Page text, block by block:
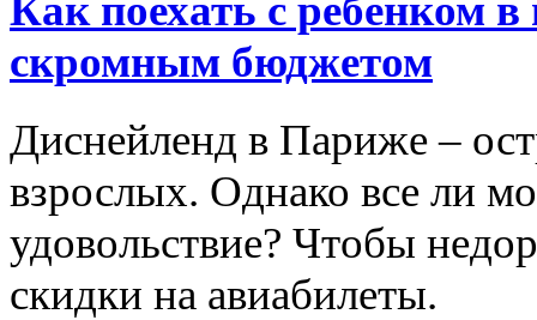
Как поехать с ребенком
скромным бюджетом
Диснейленд в Париже –
взрослых. Однако все ли
удовольствие? Чтобы
скидки на авиабилеты.